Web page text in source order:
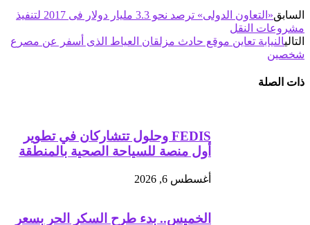
السابق
«التعاون الدولى» ترصد نحو 3.3 مليار دولار فى 2017 لتنفيذ
مشروعات النقل
التاليالنيابة تعاين موقع حادث مزلقان العياط الذى أسفر عن مصرع
شخصين
ذات الصلة
FEDIS وحلول تتشاركان في تطوير
أول منصة للسياحة الصحية بالمنطقة
أغسطس 6, 2026
الخميس.. بدء طرح السكر الحر بسعر